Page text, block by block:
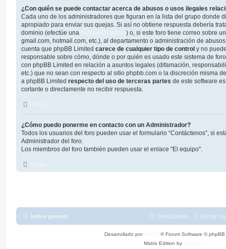
¿Con quién se puede contactar acerca de abusos o usos ilegales
Cada uno de los administradores que figuran en la lista del grupo donde
apropiado para enviar sus quejas. Si así no obtiene respuesta debería
dominio (efectúe una
) o, si este foro tiene correo sobre
gmail.com, hotmail.com, etc.), al departamento o administración de
cuenta que phpBB Limited carece de cualquier tipo de control y no
responsable sobre cómo, dónde o por quién es usado este sistema de
con phpBB Limited en relación a asuntos legales (difamación,
etc.) que no sean con respecto al sitio phpbb.com o la discreción misma
a phpBB Limited respecto del uso de terceras partes de este software
cortante o directamente no recibir respuesta.
¿Cómo puedo ponerme en contacto con un Administrador?
Todos los usuarios del foro pueden usar el formulario “Contáctenos”, si
Administrador del foro.
Los miembros del foro también pueden usar el enlace "El equipo".
Índice general Borrar
Contáctanos
Desarrollado por
® Forum Software © phpBB
Matrix Edition by